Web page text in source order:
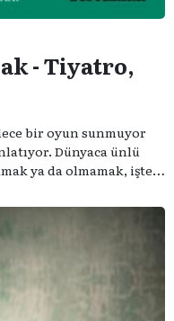
- Tiyatro,
bir oyun sunmuyor
Dünyaca ünlü
ya da olmamak, işte
isimleriyle